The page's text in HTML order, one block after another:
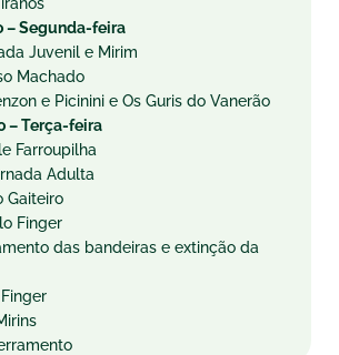
– Segunda-feira
Juvenil e Mirim
Machado
e Picinini e Os Guris do Vanerão
– Terça-feira
Farroupilha
Adulta
Gaiteiro
Finger
das bandeiras e extinção da